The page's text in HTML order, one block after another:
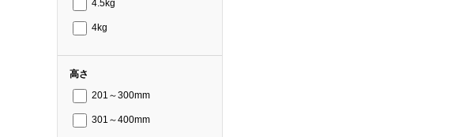
4.5kg
4kg
高さ
201～300mm
301～400mm